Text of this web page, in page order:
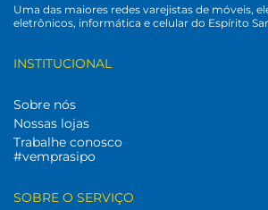
Uma das maiores redes varejistas de móveis,
eletrônicos, informática e celular do Espírito
INSTITUCIONAL
Sobre nós
Nossas lojas
Trabalhe conosco
#vemprasipo
SOBRE O SERVIÇO